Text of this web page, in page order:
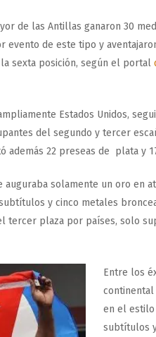
de las Antillas ganaron 30
evento de este tipo y
sexta posición, según el portal
Estados Unidos,
del segundo y tercer
además 22 preseas de plata y
auguraba solamente un oro en
y cinco metales
tercer plaza por países, solo
Entre los
continental
en el estilo
subtítulos